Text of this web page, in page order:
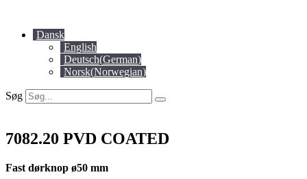
indholdDansk
English
Deutsch(German)
Norsk(Norwegian)
Søg
7082.20 PVD COATED
Fast dørknop ø50 mm